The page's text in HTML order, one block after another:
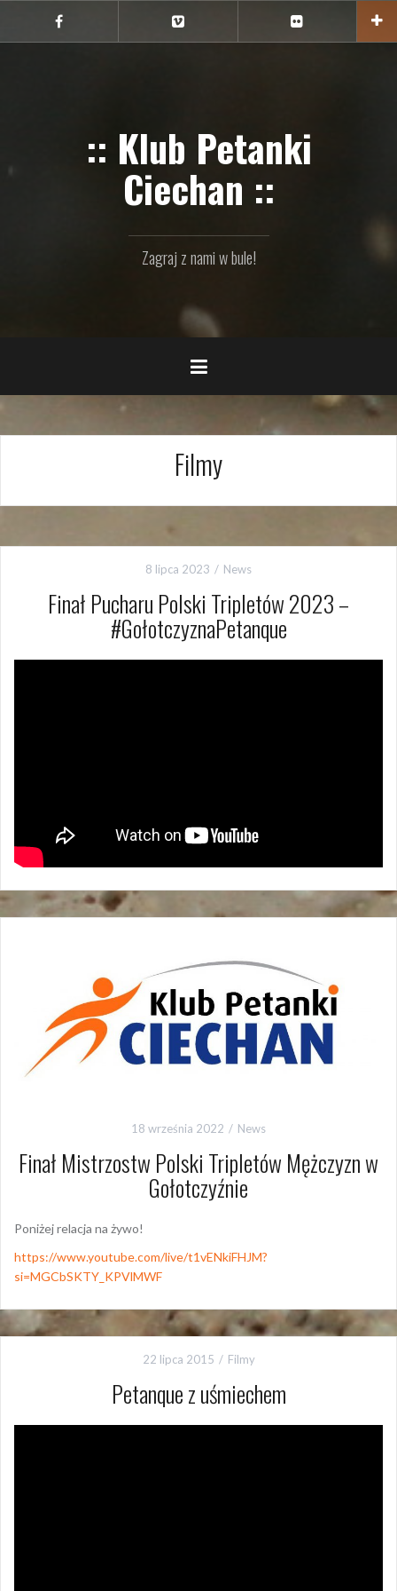
treści
Ciechan
na
na
na
:: Klub Petanki
Ciechan ::
Zagraj z nami w bule!
Filmy
8 lipca 2023 News
Finał Pucharu Polski Tripletów 2023 –
#GołotczyznaPetanque
18 września 2022 News
Finał Mistrzostw Polski Tripletów Mężczyzn w
Gołotczyźnie
Poniżej relacja na żywo!
https://www.youtube.com/live/t1vENkiFHJM?
si=MGCbSKTY_KPVlMWF
22 lipca 2015 Filmy
Petanque z uśmiechem